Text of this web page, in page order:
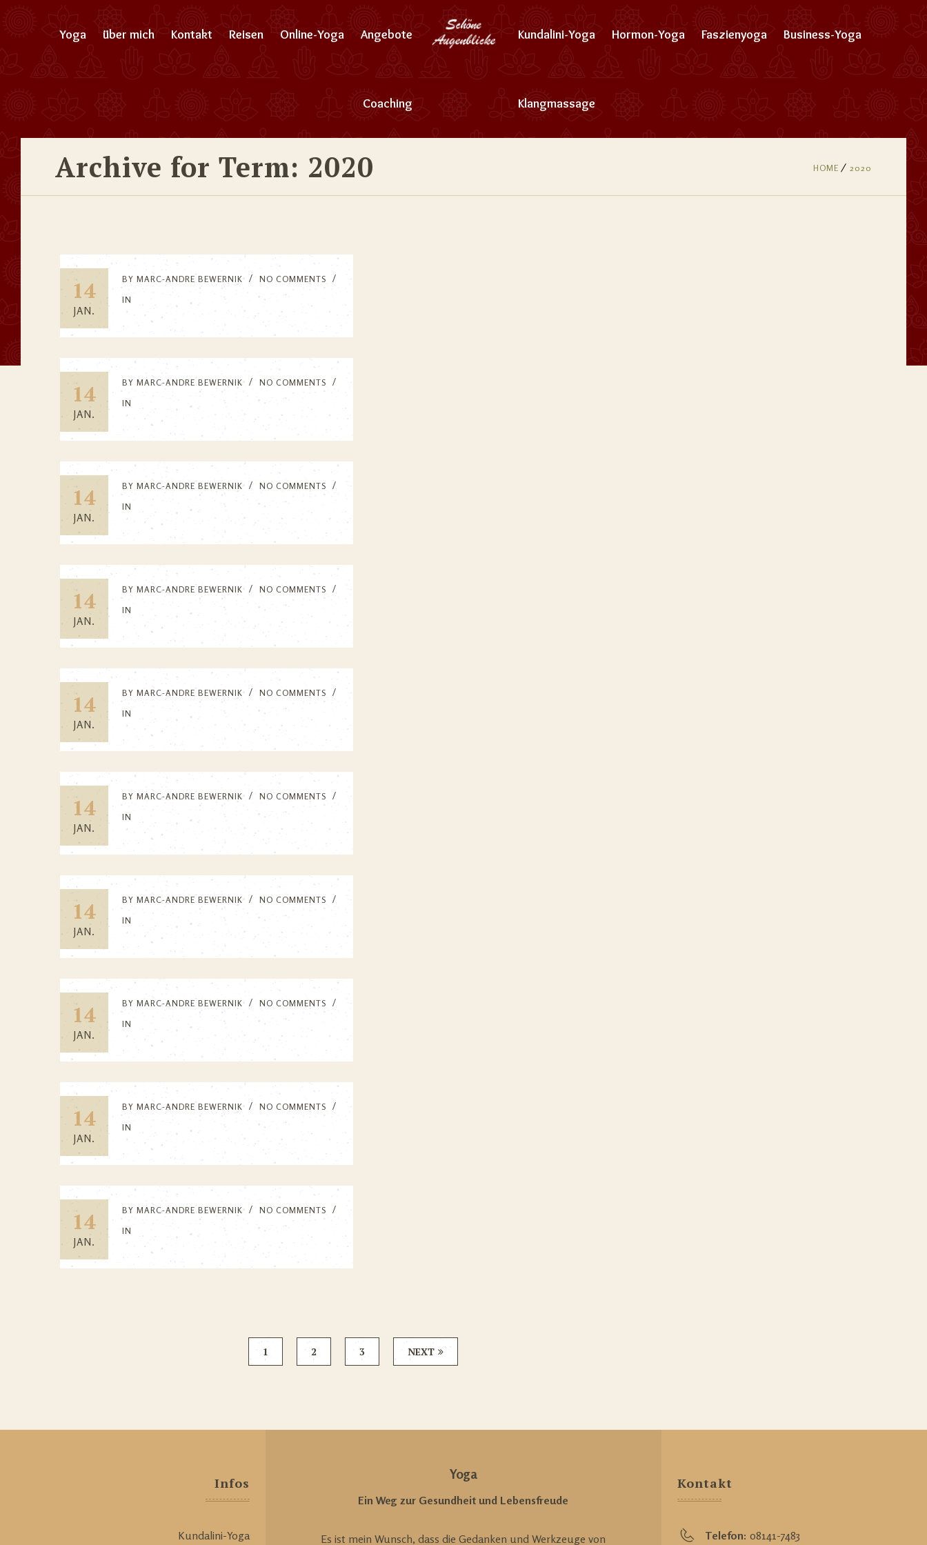
Yoga über mich Kontakt Reisen Online-Yoga Angebote
Coaching
Kundalini-Yoga Hormon-Yoga Faszienyoga Business-Yoga
Klangmassage
Archive for Term: 2020 HOME 2020
14
JAN.
BY MARC-ANDRE BEWERNIK
NO COMMENTS
IN
14
JAN.
BY MARC-ANDRE BEWERNIK
NO COMMENTS
IN
14
JAN.
BY MARC-ANDRE BEWERNIK
NO COMMENTS
IN
14
JAN.
BY MARC-ANDRE BEWERNIK
NO COMMENTS
IN
14
JAN.
BY MARC-ANDRE BEWERNIK
NO COMMENTS
IN
14
JAN.
BY MARC-ANDRE BEWERNIK
NO COMMENTS
IN
14
JAN.
BY MARC-ANDRE BEWERNIK
NO COMMENTS
IN
14
JAN.
BY MARC-ANDRE BEWERNIK
NO COMMENTS
IN
14
JAN.
BY MARC-ANDRE BEWERNIK
NO COMMENTS
IN
14
JAN.
BY MARC-ANDRE BEWERNIK
NO COMMENTS
IN
1 2 3 NEXT
Infos
Kundalini-Yoga
Yoga
Ein Weg zur Gesundheit und Lebensfreude
Es ist mein Wunsch, dass die Gedanken und Werkzeuge von
Kontakt
Telefon: 08141-7483